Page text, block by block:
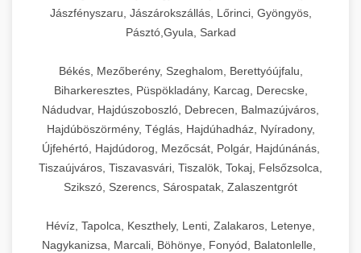
Jászfényszaru, Jászárokszállás, Lőrinci, Gyöngyös,
Pásztó,Gyula, Sarkad
Békés, Mezőberény, Szeghalom, Berettyóújfalu,
Biharkeresztes, Püspökladány, Karcag, Derecske,
Nádudvar, Hajdúszoboszló, Debrecen, Balmazújváros,
Hajdúböszörmény, Téglás, Hajdúhadház, Nyíradony,
Újfehértó, Hajdúdorog, Mezőcsát, Polgár, Hajdúnánás,
Tiszaújváros, Tiszavasvári, Tiszalök, Tokaj, Felsőzsolca,
Szikszó, Szerencs, Sárospatak, Zalaszentgrót
Hévíz, Tapolca, Keszthely, Lenti, Zalakaros, Letenye,
Nagykanizsa, Marcali, Böhönye, Fonyód, Balatonlelle,